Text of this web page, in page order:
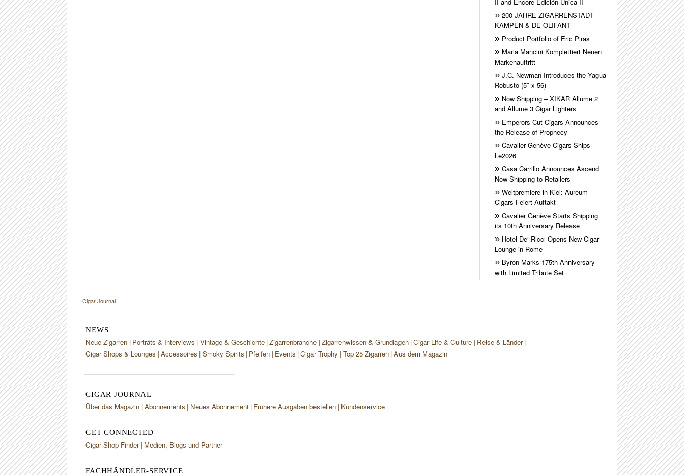
II and Encore Edición Única II
200 JAHRE ZIGARRENSTADT
KAMPEN & DE OLIFANT
Product Portfolio of Eric Piras
Maria Mancini Komplettiert Neuen
Markenauftritt
J.C. Newman Introduces the Yagua
Robusto (5″ x 56)
Now Shipping – XIKAR Allume 2
and Allume 3 Cigar Lighters
Emperors Cut Cigars Announces
the Release of Prophecy
Cavalier Genève Cigars Ships
Le2026
Casa Carrillo Announces Ascend
Now Shipping to Retailers
Weltpremiere in Kiel: Aureum
Cigars Feiert Auftakt
Cavalier Genève Starts Shipping
its 10th Anniversary Release
Hotel De‘ Ricci Opens New Cigar
Lounge in Rome
Byron Marks 175th Anniversary
with Limited Tribute Set
Cigar Journal
NEWS
Neue Zigarren Porträts & Interviews Vintage & Geschichte Zigarrenbranche Zigarrenwissen & Grundlagen Cigar Life & Culture Reise & Länder
Cigar Shops & Lounges Accessoires Smoky Spirits Pfeifen Events Cigar Trophy Top 25 Zigarren Aus dem Magazin
CIGAR JOURNAL
Über das Magazin Abonnements Neues Abonnement Frühere Ausgaben bestellen Kundenservice
GET CONNECTED
Cigar Shop Finder Medien, Blogs und Partner
FACHHÄNDLER-SERVICE